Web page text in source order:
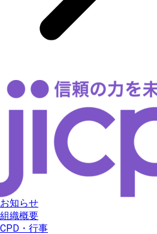
お知らせ
組織概要
CPD・行事